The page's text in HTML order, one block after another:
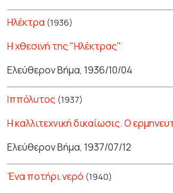
Ηλέκτρα (1936)
Η χθεσινή της "Ηλέκτρας"
Ελεύθερον Βήμα, 1936/10/04
Ιππόλυτος (1937)
Η καλλιτεχνική δικαίωσις. Ο
Ελεύθερον Βήμα, 1937/07/12
Ένα ποτήρι νερό (1940)